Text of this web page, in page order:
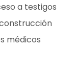
a testigos
médicos